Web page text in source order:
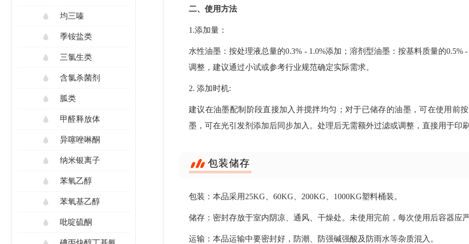
均三嗪
季铵盐类
三氯生类
含氯杀菌剂
胍类
甲醛释放体
异噻唑啉酮
纳米银离子
苯氧乙醇
苯氧基乙醇
吡啶硫酮
二、使用方法
1.添加量：
水性油墨：按处理液总量的0.3% - 1.0%添加；溶剂型油墨：按基料质量的
调整，建议通过小试或参考行业规范确定实际需求。
2. 添加时机:
建议在油墨配制阶段直接加入并搅拌均匀；对于已储存的油墨，可在使用前
墨，可在光引发剂添加后同步加入。处理后无需额外过滤或调整，直接用于印刷
包装储存
包装：本品采用25KG、60KG、200KG、1000KG塑料桶装。
储存：密封存放于室内阴凉、通风、干燥处。未使用完前，每次使用后容器应
运输：本品运输中要密封好，防潮、防强碱强酸及防雨水等杂质混入。